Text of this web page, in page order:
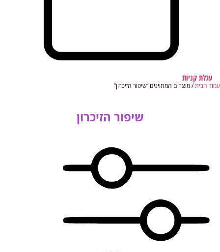
עגלת קניות
עמוד הבית/ מוצרים המתויגים “שיפור הזיכרון”
שיפור הזיכרון